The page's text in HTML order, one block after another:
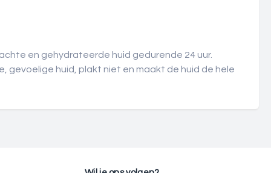
en gehydrateerde huid gedurende 24 uur.
gevoelige huid, plakt niet en maakt de huid de hele